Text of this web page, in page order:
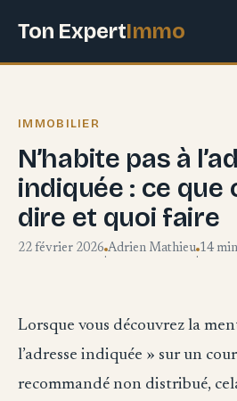
Ton ExpertImmo
IMMOBILIER
N’habite pas à
indiquée : ce que
dire et quoi faire
22 février 2026
·
Adrien Mathieu
·
14
Lorsque vous découvrez la
l’adresse indiquée » sur un
recommandé non distribué,